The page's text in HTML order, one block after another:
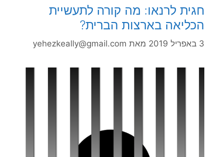
חגית לרנאו: מה קורה לתעשיית
הכליאה בארצות הברית?
3 באפריל 2019 מאת yehezkeally@gmail.com